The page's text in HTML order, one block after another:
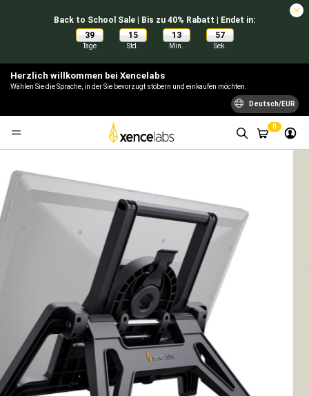
Back to School Sale | Bis zu 40% Rabatt | Endet in:
39
Tage
: 15
Std.
: 13
Min.
: 57
Sek.
Herzlich willkommen bei Xencelabs
Wählen Sie die Sprache, in der Sie bevorzugt stöbern und einkaufen möchten.
Deutsch/EUR
0